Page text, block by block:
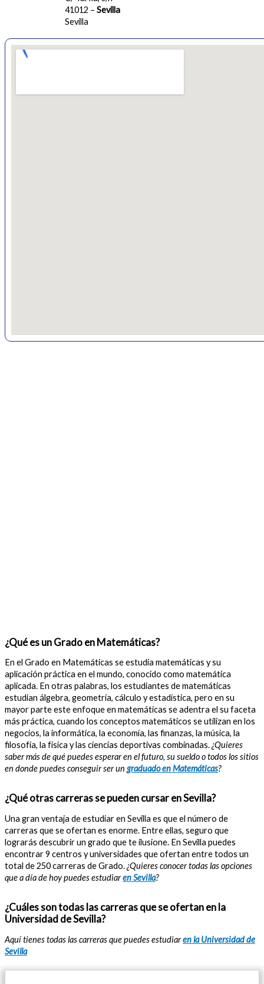
41012 – Sevilla
Sevilla
¿Qué es un Grado en Matemáticas?
En el Grado en Matemáticas se estudia matemáticas y su
aplicación práctica en el mundo, conocido como matemática
aplicada. En otras palabras, los estudiantes de matemáticas
estudian álgebra, geometría, cálculo y estadística, pero en su
mayor parte este enfoque en matemáticas se adentra el su faceta
más práctica, cuando los conceptos matemáticos se utilizan en los
negocios, la informática, la economía, las finanzas, la música, la
filosofía, la física y las ciencias deportivas combinadas.¿Quieres
saber más de qué puedes esperar en el futuro, su sueldo o todos los sitios
en donde puedes conseguir ser un graduado en Matemáticas?
¿Qué otras carreras se pueden cursar en Sevilla?
Una gran ventaja de estudiar en Sevilla es que el número de
carreras que se ofertan es enorme. Entre ellas, seguro que
lograrás descubrir un grado que te ilusione. En Sevilla puedes
encontrar 9 centros y universidades que ofertan entre todos un
total de 250 carreras de Grado.¿Quieres conocer todas las opciones
que a día de hoy puedes estudiaren Sevilla?
¿Cuáles son todas las carreras que se ofertan en la
Universidad de Sevilla?
Aquí tienes todas las carreras que puedes estudiaren la Universidad de
Sevilla